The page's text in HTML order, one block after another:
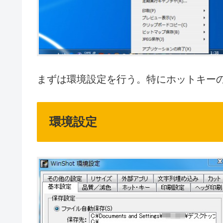
まずは環境設定を行う。特にホットキー
環境設定